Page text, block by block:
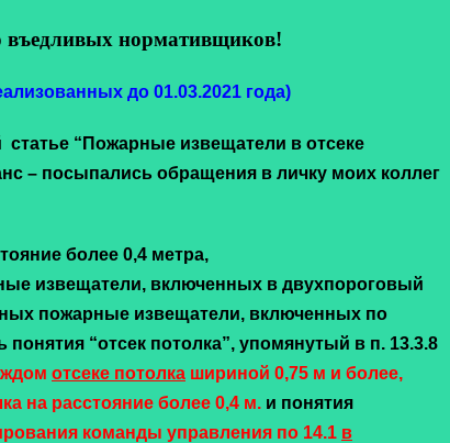
въедливых нормативщиков!
до 01.03.2021 года)
“Пожарные извещатели в отсеке
– посыпались обращения в личку моих коллег
более 0,4 метра,
извещатели, включенных в двухпороговый
пожарные извещатели, включенных по
“отсек потолка”, упомянутый в п. 13.3.8
отсеке потолка шириной 0,75 м и более,
на расстояние более 0,4 м. и понятия
команды управления по 14.1 в